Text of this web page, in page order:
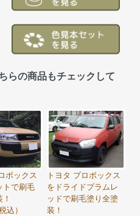
らの商品もチェックして
ボックス
トで刷毛
込）
トヨタ プロボックス
をドライドプラムレ
ッドで刷毛塗り全塗
装！